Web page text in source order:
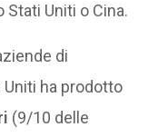
Stati Uniti o Cina.
di
Uniti ha prodotto
(9/10 delle